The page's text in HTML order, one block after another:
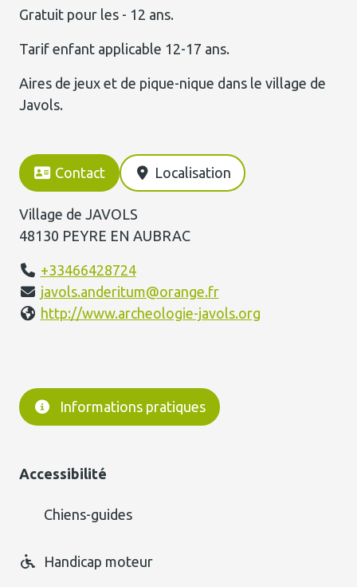
Gratuit pour les - 12 ans.
Tarif enfant applicable 12-17 ans.
Aires de jeux et de pique-nique dans le village de
Javols.
Contact Localisation
Village de JAVOLS
48130 PEYRE EN AUBRAC
+33466428724
javols.anderitum@orange.fr
http://www.archeologie-javols.org
Informations pratiques
Accessibilité
Chiens-guides
Handicap moteur